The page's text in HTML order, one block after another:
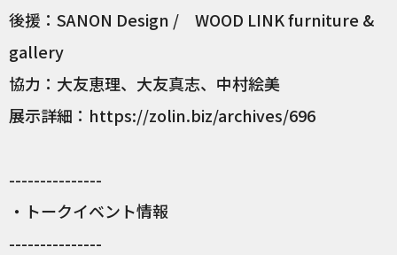
後援：SANON Design / WOOD LINK furniture &
gallery
協力：大友恵理、大友真志、中村絵美
展示詳細：https://zolin.biz/archives/696
---------------
・トークイベント情報
---------------